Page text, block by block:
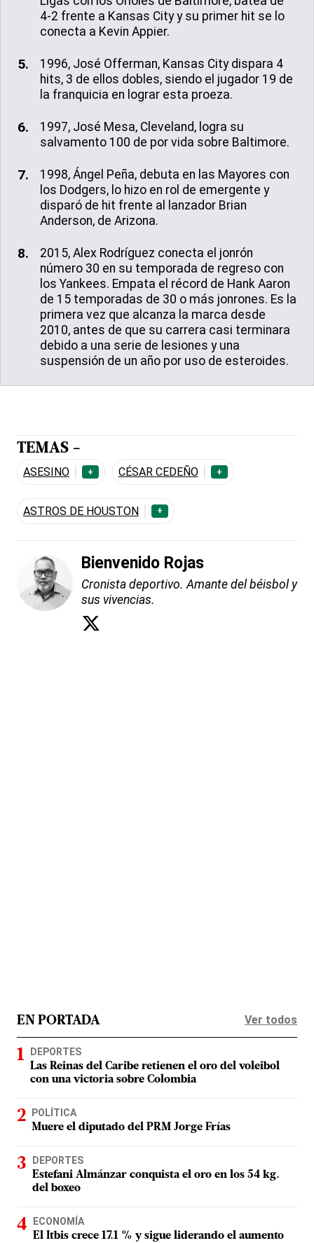
4-2 frente a Kansas City y su primer hit se lo
conecta a Kevin Appier.
1996, José Offerman, Kansas City dispara 4
hits, 3 de ellos dobles, siendo el jugador 19 de
la franquicia en lograr esta proeza.
1997, José Mesa, Cleveland, logra su
salvamento 100 de por vida sobre Baltimore.
1998, Ángel Peña, debuta en las Mayores con
los Dodgers, lo hizo en rol de emergente y
disparó de hit frente al lanzador Brian
Anderson, de Arizona.
2015, Alex Rodríguez conecta el jonrón
número 30 en su temporada de regreso con
los Yankees. Empata el récord de Hank Aaron
de 15 temporadas de 30 o más jonrones. Es la
primera vez que alcanza la marca desde
2010, antes de que su carrera casi terminara
debido a una serie de lesiones y una
suspensión de un año por uso de esteroides.
TEMAS -
ASESINO + CÉSAR CEDEÑO +
ASTROS DE HOUSTON +
Bienvenido Rojas
Cronista deportivo. Amante del béisbol y
sus vivencias.
EN PORTADA Ver todos
DEPORTES
Las Reinas del Caribe retienen el oro del voleibol
con una victoria sobre Colombia
POLÍTICA
Muere el diputado del PRM Jorge Frías
DEPORTES
Estefani Almánzar conquista el oro en los 54 kg.
del boxeo
ECONOMÍA
El Itbis crece 17.1 % y sigue liderando el aumento